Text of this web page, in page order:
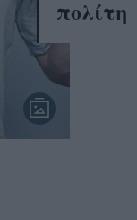
πολίτη